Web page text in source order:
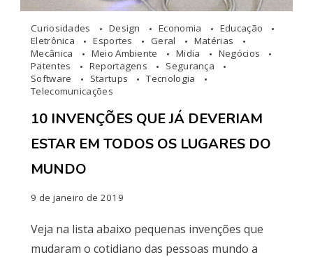
Curiosidades Design Economia
Educação
Eletrônica
Esportes Geral
Matérias
Mecânica
Meio Ambiente Midia
Negócios
Patentes
Reportagens
Segurança
Software
Startups
Tecnologia
Telecomunicações
10 INVENÇÕES QUE JÁ DEVERIAM
ESTAR EM TODOS OS LUGARES DO
MUNDO
9 de janeiro de 2019
Veja na lista abaixo pequenas invenções que
mudaram o cotidiano das pessoas mundo a